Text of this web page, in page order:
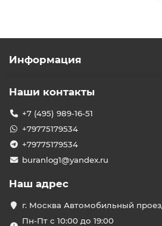
Информация
Наши контакты
+7 (495) 989-16-51
+79775179534
+79775179534
buranlog1@yandex.ru
Наш адрес
г. Москва Автомобильный
Пн-Пт с 10:00 до 19:00